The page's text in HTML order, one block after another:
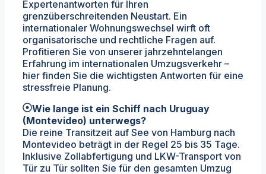
Expertenantworten für Ihren
grenzüberschreitenden Neustart. Ein
internationaler Wohnungswechsel wirft oft
organisatorische und rechtliche Fragen auf.
Profitieren Sie von unserer jahrzehntelangen
Erfahrung im internationalen Umzugsverkehr –
hier finden Sie die wichtigsten Antworten für eine
stressfreie Planung.
Wie lange ist ein Schiff nach Uruguay
(Montevideo) unterwegs?
Die reine Transitzeit auf See von Hamburg nach
Montevideo beträgt in der Regel 25 bis 35 Tage.
Inklusive Zollabfertigung und LKW-Transport von
Tür zu Tür sollten Sie für den gesamten Umzug